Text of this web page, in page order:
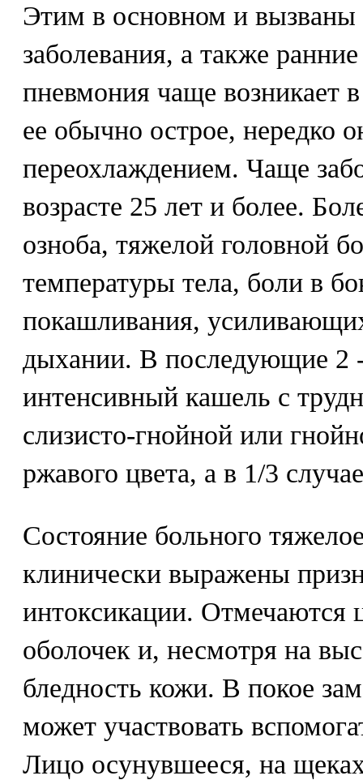
Этим в основном и вызваны
заболевания, а также
пневмония чаще возникает
ее обычно острое, нередко
переохлаждением. Чаще
возрасте 25 лет и более.
озноба, тяжелой головной
температуры тела, боли в
покашливания,
дыхании. В последующие 2 -
интенсивный кашель с
слизисто-гнойной или
ржавого цвета, а в 1/3
Состояние больного
клинически выражены
интоксикации. Отмечаются
оболочек и, несмотря на
бледность кожи. В покое
может участвовать
Лицо осунувшееся, на